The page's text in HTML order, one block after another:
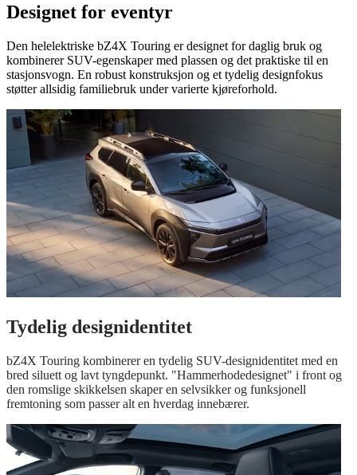
Designet for eventyr
Den helelektriske bZ4X Touring er designet for daglig bruk og
kombinerer SUV-egenskaper med plassen og det praktiske til en
stasjonsvogn. En robust konstruksjon og et tydelig designfokus
støtter allsidig familiebruk under varierte kjøreforhold.
Tydelig designidentitet
bZ4X Touring kombinerer en tydelig SUV-designidentitet med en
bred siluett og lavt tyngdepunkt. "Hammerhodedesignet" i front og
den romslige skikkelsen skaper en selvsikker og funksjonell
fremtoning som passer alt en hverdag innebærer.